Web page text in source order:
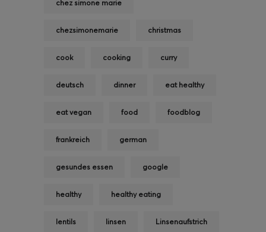
chez simone marie
chezsimonemarie christmas
cook cooking curry
deutsch dinner eat healthy
eat vegan food foodblog
frankreich german
gesundes essen google
healthy healthy eating
lentils linsen Linsenaufstrich